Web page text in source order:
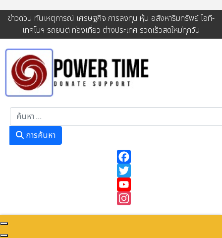
ข่าวด่วน ทันเหตุการณ์ เศรษฐกิจ การลงทุน หุ้น อสังหาริมทรัพย์ ไอที-
เทคโนฯ รถยนต์ ท่องเที่ยว ต่างประเทศ รวดเร็วสดใหม่ทุกวัน
การค้นหา
Instagram